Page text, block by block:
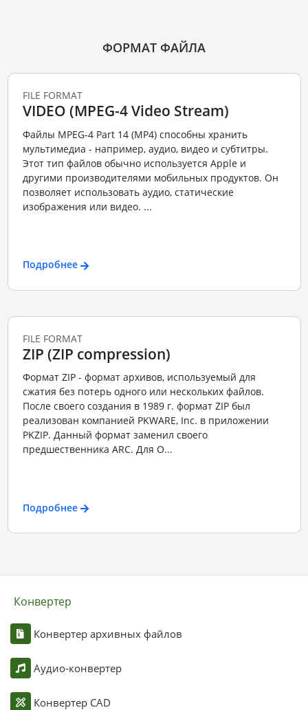
ФОРМАТ ФАЙЛА
FILE FORMAT
VIDEO (MPEG-4 Video Stream)
Файлы MPEG-4 Part 14 (MP4) способны хранить
мультимедиа - например, аудио, видео и субтитры.
Этот тип файлов обычно используется Apple и
другими производителями мобильных продуктов. Он
позволяет использовать аудио, статические
изображения или видео. ...
Подробнее
FILE FORMAT
ZIP (ZIP compression)
Формат ZIP - формат архивов, используемый для
сжатия без потерь одного или нескольких файлов.
После своего создания в 1989 г. формат ZIP был
реализован компанией PKWARE, Inc. в приложении
PKZIP. Данный формат заменил своего
предшественника ARC. Для О...
Подробнее
Конвертер
Конвертер архивных файлов
Аудио-конвертер
Конвертер CAD